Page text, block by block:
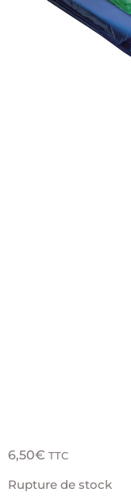
6,50€ TTC
Rupture de stock